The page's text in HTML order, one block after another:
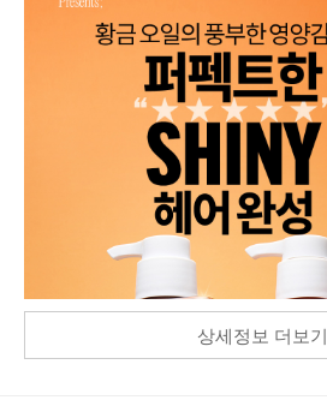
상세정보 더보기